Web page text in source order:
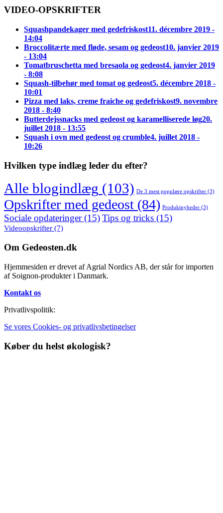
VIDEO-OPSKRIFTER
Squashpandekager med gedefriskost11. décembre 2019 -
14:04
Broccolitærte med fløde, sesam og gedeost10. janvier 2019
- 13:04
Tomatbruschetta med bresaola og gedeost4. janvier 2019
- 8:08
Squash-tilbehør med tomat og gedeost5. décembre 2018 -
10:01
Pizza med laks, creme fraiche og gedefriskost9. novembre
2018 - 8:40
Butterdejssnacks med gedeost og karamelliserede løg20.
juillet 2018 - 13:55
Squash i ovn med gedeost og crumble4. juillet 2018 -
10:26
Hvilken type indlæg leder du efter?
Alle blogindlæg (103) De 3 mest populære opskrifter (3)
Opskrifter med gedeost (84) Produktnyheder (3)
Sociale opdateringer(15)Tips og tricks (15)
Videoopskrifter (7)
Om Gedeosten.dk
Hjemmesiden er drevet af Agrial Nordics AB, der står for importen
af Soignon-produkter i Danmark.
Kontakt os
Privatlivspolitik:
Se vores Cookies- og privatlivsbetingelser
Køber du helst økologisk?